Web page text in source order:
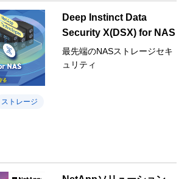
Deep Instinct Data
Security X(DSX) for NAS
最先端のNASストレージセキ
ュリティ
ストレージ